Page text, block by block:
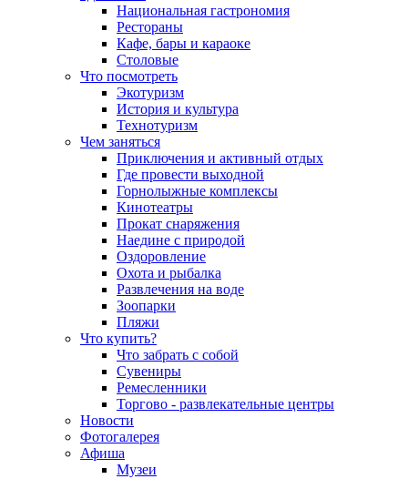
Национальная гастрономия
Рестораны
Кафе, бары и караоке
Столовые
Что посмотреть
Экотуризм
История и культура
Технотуризм
Чем заняться
Приключения и активный отдых
Где провести выходной
Горнолыжные комплексы
Кинотеатры
Прокат снаряжения
Наедине с природой
Оздоровление
Охота и рыбалка
Развлечения на воде
Зоопарки
Пляжи
Что купить?
Что забрать с собой
Сувениры
Ремесленники
Торгово - развлекательные центры
Новости
Фотогалерея
Афиша
Музеи